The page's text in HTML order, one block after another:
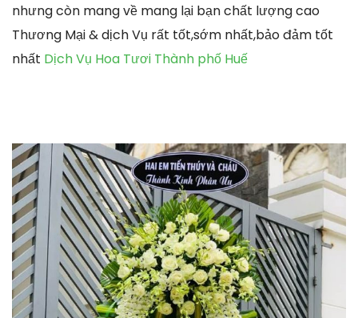
nhưng còn mang về mang lại bạn chất lượng cao
Thương Mại & dịch Vụ rất tốt,sớm nhất,bảo đảm tốt
nhất Dịch Vụ Hoa Tươi Thành phố Huế